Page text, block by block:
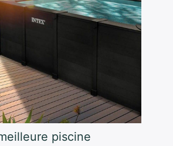
piscine